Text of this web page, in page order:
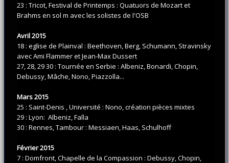
23 : Tricot, Festival de Printemps : Quatuors de Mozart et
Brahms en sol m avec les solistes de l'OSB
Avril 2015
18 : eglise de Plainval : Beethoven, Berg, Schumann, Stravinsky
avec Ami Flammer et Jean-Max Dussert
27, 28, 29 30 : Tournée en Serbie : Albeniz, Bonardi, Chopin,
Debussy, Mâche, Nono, Piazzolla...
Mars 2015
25 : Saint-Denis , Université : Nono, création pièces mixtes
29 : Lyon: Albeniz, Falla
30 : Rennes, Tambour : Messiaen, Haas, Schulhoff
Février 2015
7 : Domfront, Chapelle de la Compassion : Debussy, Chopin,